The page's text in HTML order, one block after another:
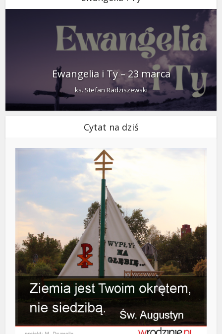
Ewangelia i Ty – 23 marca
ks. Stefan Radziszewski
Cytat na dziś